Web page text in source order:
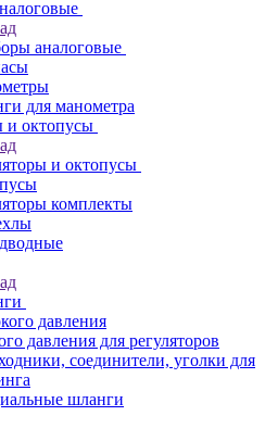
аналоговые
для манометра
и октопусы
и октопусы
комплекты
давления
давления для регуляторов
соединители, уголки для
шланги